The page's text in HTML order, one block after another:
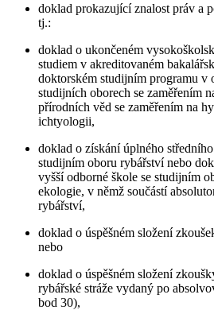
doklad prokazující znalost práv a
tj.:
doklad o ukončeném
studiem v akreditovaném
doktorském studijním programu v
studijních oborech se zaměřením
přírodních věd se zaměřením na
ichtyologii,
doklad o získání úplného
studijním oboru rybářství nebo
vyšší odborné škole se studijním
ekologie, v němž součástí
rybářství,
doklad o úspěšném složení
nebo
doklad o úspěšném složení
rybářské stráže vydaný po
bod 30),